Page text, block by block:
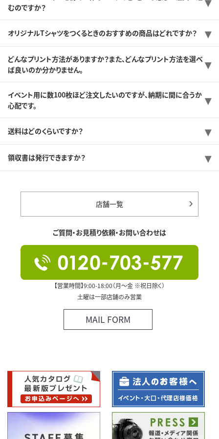
むのですか？
オリジナルTシャツをつくるときのおすすめの商品はどれですか？
どんなプリント方法がありますか？また、どんなプリント方法を選べ
ば良いのか分かりません。
イベント用に数100枚ほど注文したいのですが、納期に間に合うか
心配です。
送料はどのくらいですか？
領収書は発行できますか？
店舗一覧
ご質問・お見積り依頼・お問い合わせは
【営業時間】9:00-18:00（月～金 ※祝日除く）
土曜は一部店舗のみ営業
MAIL FORM